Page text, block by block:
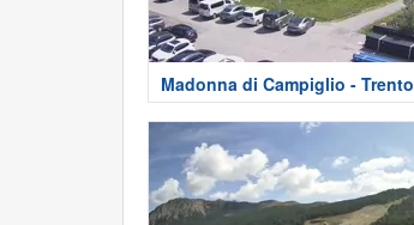
Madonna di Campiglio - Trento